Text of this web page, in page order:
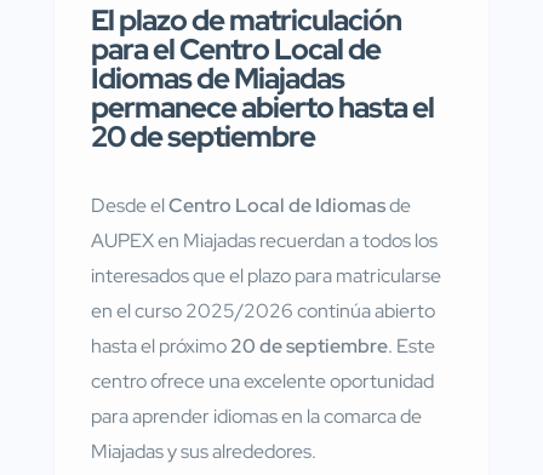
El plazo de matriculación
para el Centro Local de
Idiomas de Miajadas
permanece abierto hasta el
20 de septiembre
Desde elCentro Local de Idiomasde
AUPEX en Miajadas recuerdan a todos los
interesados que el plazo para matricularse
en el curso 2025/2026 continúa abierto
hasta el próximo20 de septiembre. Este
centro ofrece una excelente oportunidad
para aprender idiomas en la comarca de
Miajadas y sus alrededores.